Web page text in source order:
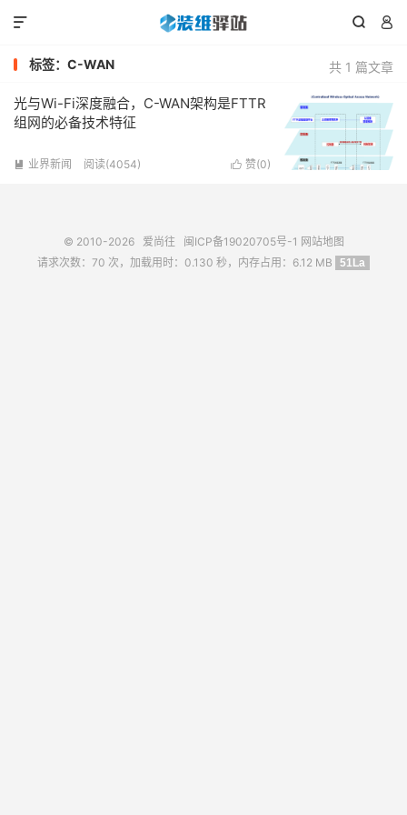
 

共 1 篇文章
标签：C-WAN
光与Wi-Fi深度融合，C-WAN架构是FTTR
组网的必备技术特征
 赞(0)
 业界新闻 阅读(4054)
© 2010-2026 爱尚往 闽ICP备19020705号-1 网站地图
请求次数：70 次，加载用时：0.130 秒，内存占用：6.12 MB
51La